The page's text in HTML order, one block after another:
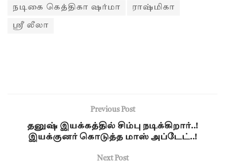
நடிகை கெத்திகா ஷர்மா ராஷ்மிகா
ஸ்ரீ லீலா
Previous Post
தனுஷ் இயக்கத்தில் சிம்பு நடிக்கிறார்..!
இயக்குனர் கொடுத்த மாஸ் அப்டேட்..!
Next Post